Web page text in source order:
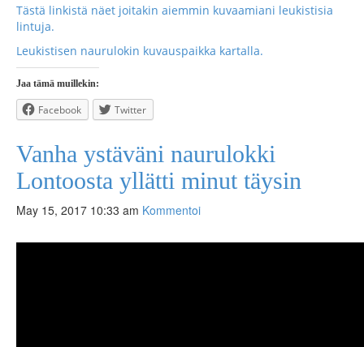
Tästä linkistä näet joitakin aiemmin kuvaamiani leukistisia
lintuja.
Leukistisen naurulokin kuvauspaikka kartalla.
Jaa tämä muillekin:
Facebook Twitter
Vanha ystäväni naurulokki
Lontoosta yllätti minut täysin
May 15, 2017 10:33 am Kommentoi